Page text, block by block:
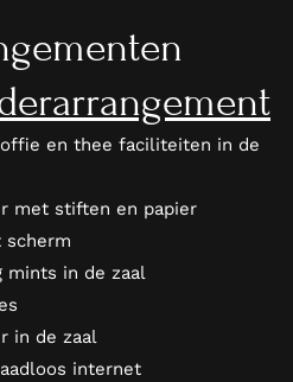
en thee faciliteiten in de
met stiften en papier
scherm
mints in de zaal
in de zaal
internet